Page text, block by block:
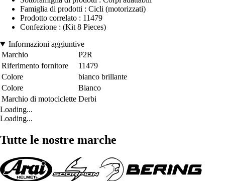
Famiglia di prodotti : Cicli (motorizzati)
Prodotto correlato : 11479
Confezione : (Kit 8 Pieces)
Informazioni aggiuntive
Marchio
P2R
Riferimento fornitore
11479
Colore
bianco brillante
Colore
Bianco
Marchio di motociclette Derbi
Loading...
Loading...
Tutte le nostre marche